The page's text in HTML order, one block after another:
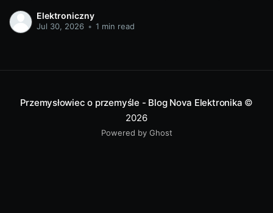
przygodę z hobbystycznym spawaniem, czy jesteś
gdzieś pomiędzy, salon spawalniczy to miejsce, które
dokładnie jest spawalnictwo. Spojrzenie na świat
Elektroniczny
Jul 30, 2026 • 1 min read
Przemysłowiec o przemyśle - Blog Nova Elektronika ©
2026
Powered by Ghost